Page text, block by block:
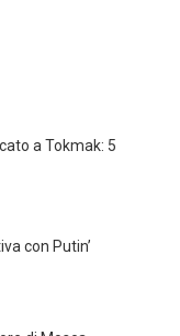
a Tokmak: 5
con Putin’